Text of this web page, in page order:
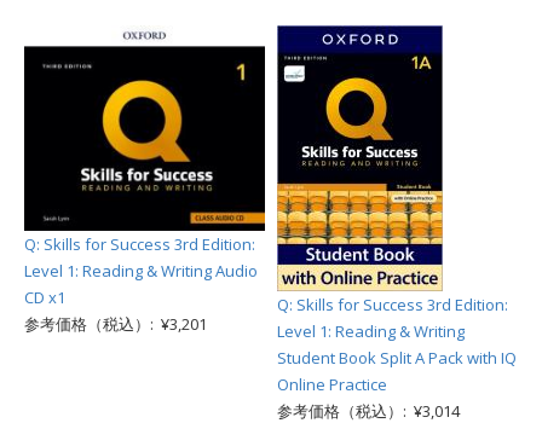
Q: Skills for Success 3rd Edition:
Level 1: Reading & Writing Audio
CD x1
参考価格（税込）: ¥3,201
Q: Skills for Success 3rd Edition:
Level 1: Reading & Writing
Student Book Split A Pack with IQ
Online Practice
参考価格（税込）: ¥3,014